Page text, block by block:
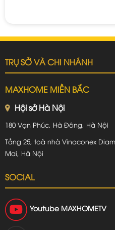
TRỤ SỞ VÀ CHI NHÁNH
MAXHOME MIỀN BẮC
Hội sở Hà Nội
180 Vạn Phúc, Hà Đông, Hà Nội
Tầng 25, toà nhà Vinaconex
Mai, Hà Nội
SOCIAL
Youtube MAXHOMETV